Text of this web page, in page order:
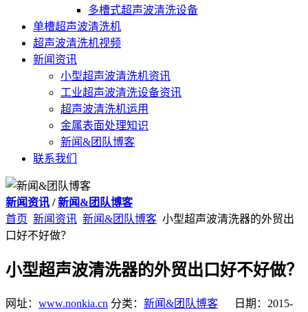
多槽式超声波清洗设备
单槽超声波清洗机
超声波清洗机视频
新闻资讯
小型超声波清洗机资讯
工业超声波清洗设备资讯
超声波清洗机运用
金属表面处理知识
新闻&团队博客
联系我们
新闻资讯 / 新闻&团队博客
首页 新闻资讯 新闻&团队博客 小型超声波清洗器的外贸出
口好不好做？
小型超声波清洗器的外贸出口好不好做？
网址： www.nonkia.cn 分类： 新闻&团队博客 日期：2015-